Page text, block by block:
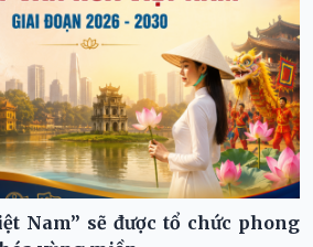
Nam” sẽ được tổ chức phong